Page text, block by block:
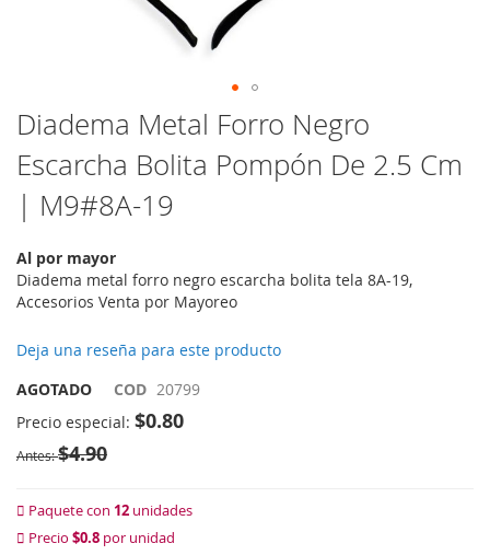
Saltar
al
comienzo
de
galería
imágenes
Diadema Metal Forro Negro
Escarcha Bolita Pompón De 2.5 Cm
| M9#8A-19
Al por mayor
Diadema metal forro negro escarcha bolita tela 8A-19,
Accesorios Venta por Mayoreo
Deja una reseña para este producto
AGOTADO
COD 20799
Precio especial $0.80
Antes $4.90
Paquete con 12 unidades
Precio $0.8 por unidad